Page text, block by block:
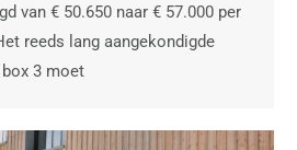
van € 50.650 naar € 57.000 per
reeds lang aangekondigde
3 moet